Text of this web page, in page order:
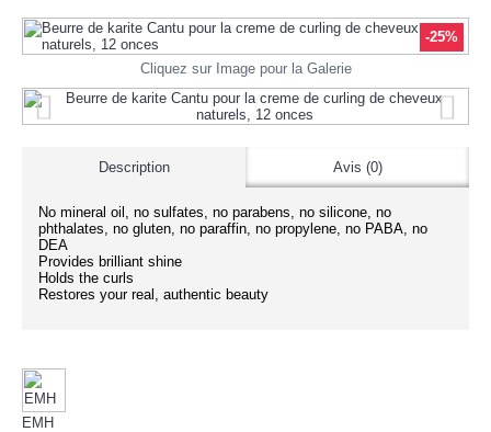
-25%
Cliquez sur Image pour la Galerie
Description Avis (0)
No mineral oil, no sulfates, no parabens, no silicone, no
phthalates, no gluten, no paraffin, no propylene, no PABA, no
DEA
Provides brilliant shine
Holds the curls
Restores your real, authentic beauty
EMH